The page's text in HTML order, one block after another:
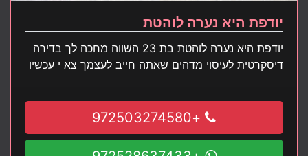
יודפת היא נערה לוהטת
יודפת היא נערה לוהטת בת 23 השווה מחכה לך בדירה
דיסקרטית לעיסוי מדהים שאתה חייב לעצמך צא י עכשיו
+972503274580